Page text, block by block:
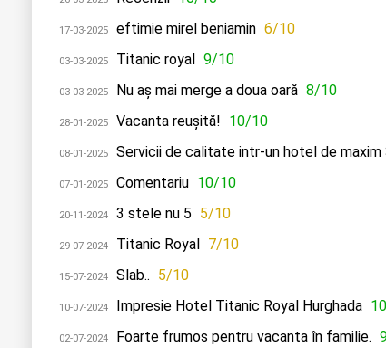
17-03-2025 eftimie mirel beniamin 6/10
03-03-2025 Titanic royal 9/10
03-03-2025 Nu aș mai merge a doua oară 8/10
28-01-2025 Vacanta reușită! 10/10
08-01-2025 Servicii de calitate intr-un hotel de maxim
07-01-2025 Comentariu 10/10
20-11-2024 3 stele nu 5 5/10
29-07-2024 Titanic Royal 7/10
15-07-2024 Slab.. 5/10
10-07-2024 Impresie Hotel Titanic Royal Hurghada
02-07-2024 Foarte frumos pentru vacanta în familie.